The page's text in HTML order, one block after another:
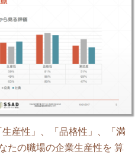
生産性」、「品格性」、「満
たの職場の企業生産性を 算